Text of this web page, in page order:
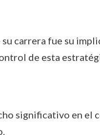
carrera fue su
de esta
significativo en el